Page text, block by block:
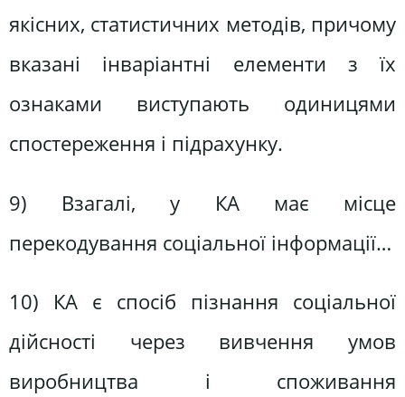
якісних, статистичних методів, причому
вказані інваріантні елементи з їх
ознаками виступають одиницями
спостереження і підрахунку.
9) Взагалі, у КА має місце
перекодування соціальної інформації…
10) КА є спосіб пізнання соціальної
дійсності через вивчення умов
виробництва і споживання